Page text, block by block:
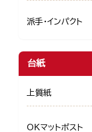
派手・インパクト
台紙
上質紙
OKマットポスト